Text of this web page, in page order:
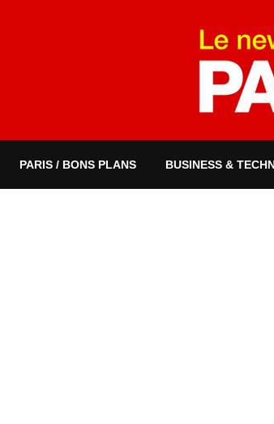
PARIS / BONS PLANS BUSINESS &